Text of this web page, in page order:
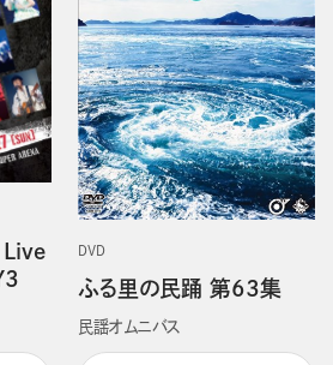
DVD
ふる里の民踊 第63集
民謡オムニバス